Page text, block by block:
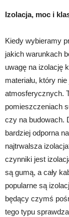
Izolacja, moc i
Kiedy wybieramy
jakich warunkach
uwagę na izolację
materiału, który
atmosferycznych.
pomieszczeniach
czy na budowach.
bardziej odporna
najtrwalsza
czynniki jest
są gumą, a cały
popularne są
będący czymś
tego typu